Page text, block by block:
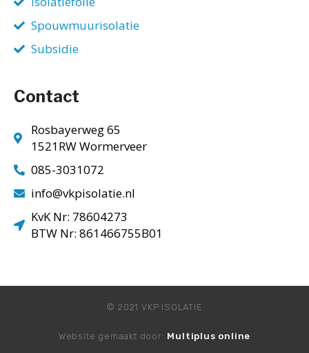
Spouwmuurisolatie
Subsidie
Contact
Rosbayerweg 65
1521RW Wormerveer
085-3031072
info@vkpisolatie.nl
KvK Nr: 78604273
BTW Nr: 861466755B01
© 2021 VKP ISOLATIE
Website gemaakt door: Multiplus online